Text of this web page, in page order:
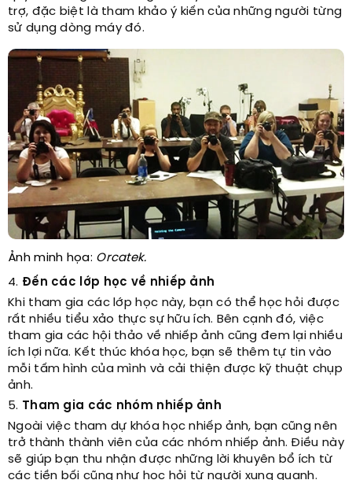
trợ, đặc biệt là tham khảo ý kiến của những người từng
sử dụng dòng máy đó.
Ảnh minh họa: Orcatek.
4. Đến các lớp học về nhiếp ảnh
Khi tham gia các lớp học này, bạn có thể học hỏi được
rất nhiều tiểu xảo thực sự hữu ích. Bên cạnh đó, việc
tham gia các hội thảo về nhiếp ảnh cũng đem lại nhiều
ích lợi nữa. Kết thúc khóa học, bạn sẽ thêm tự tin vào
mỗi tấm hình của mình và cải thiện được kỹ thuật chụp
ảnh.
5. Tham gia các nhóm nhiếp ảnh
Ngoài việc tham dự khóa học nhiếp ảnh, bạn cũng nên
trở thành thành viên của các nhóm nhiếp ảnh. Điều này
sẽ giúp bạn thu nhận được những lời khuyên bổ ích từ
các tiền bối cũng như học hỏi từ người xung quanh.